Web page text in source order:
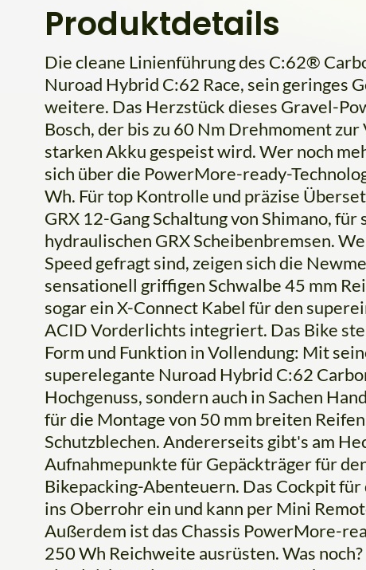
Produktdetails
Die cleane Linienführung des C:62®
Nuroad Hybrid C:62 Race, sein geringes
weitere. Das Herzstück dieses Gravel-
Bosch, der bis zu 60 Nm Drehmoment
starken Akku gespeist wird. Wer noch
sich über die PowerMore-ready-
Wh. Für top Kontrolle und präzise
GRX 12-Gang Schaltung von Shimano,
hydraulischen GRX Scheibenbremsen.
Speed gefragt sind, zeigen sich die
sensationell griffigen Schwalbe 45 mm
sogar ein X-Connect Kabel für den
ACID Vorderlichts integriert. Das Bike
Form und Funktion in Vollendung: Mit
superelegante Nuroad Hybrid C:62
Hochgenuss, sondern auch in Sachen
für die Montage von 50 mm breiten
Schutzblechen. Andererseits gibt's am
Aufnahmepunkte für Gepäckträger für
Bikepacking-Abenteuern. Das Cockpit
ins Oberrohr ein und kann per Mini
Außerdem ist das Chassis PowerMore-
250 Wh Reichweite ausrüsten. Was